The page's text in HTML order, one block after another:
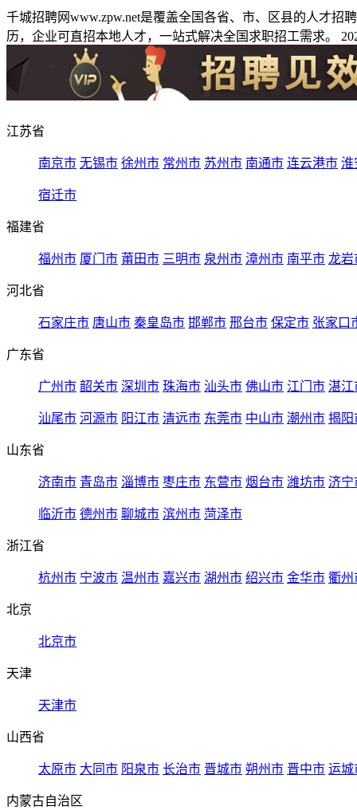
千城招聘网www.zpw.net是覆盖全国各省、市、区县的人才
历，企业可直招本地人才，一站式解决全国求职招工需求。
江苏省
南京市 无锡市 徐州市 常州市 苏州市 南通市 连云港市 淮
宿迁市
福建省
福州市 厦门市 莆田市 三明市 泉州市 漳州市 南平市 龙岩
河北省
石家庄市 唐山市 秦皇岛市 邯郸市 邢台市 保定市 张家口
广东省
广州市 韶关市 深圳市 珠海市 汕头市 佛山市 江门市 湛江
汕尾市 河源市 阳江市 清远市 东莞市 中山市 潮州市 揭阳
山东省
济南市 青岛市 淄博市 枣庄市 东营市 烟台市 潍坊市 济宁
临沂市 德州市 聊城市 滨州市 菏泽市
浙江省
杭州市 宁波市 温州市 嘉兴市 湖州市 绍兴市 金华市 衢州
北京
北京市
天津
天津市
山西省
太原市 大同市 阳泉市 长治市 晋城市 朔州市 晋中市 运城
内蒙古自治区